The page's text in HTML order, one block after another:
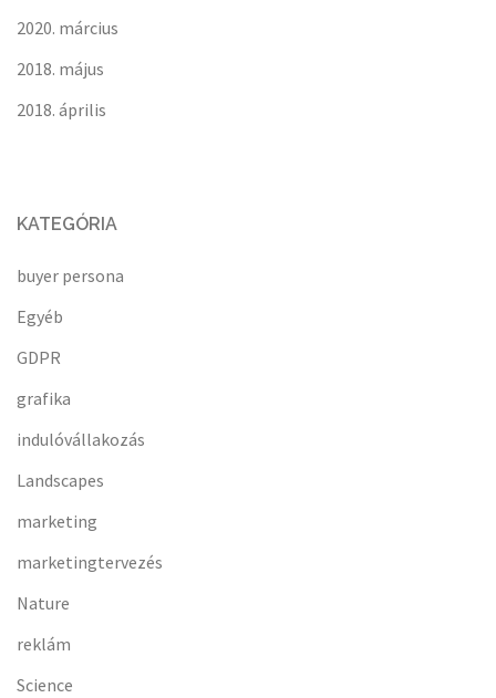
2020. március
2018. május
2018. április
KATEGÓRIA
buyer persona
Egyéb
GDPR
grafika
indulóvállakozás
Landscapes
marketing
marketingtervezés
Nature
reklám
Science